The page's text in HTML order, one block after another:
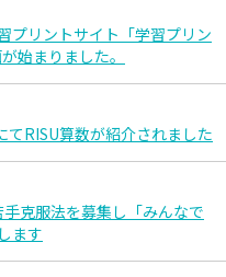
プリントサイト「学習プリン
始まりました。
てRISU算数が紹介されました
克服法を募集し「みんなで
ます